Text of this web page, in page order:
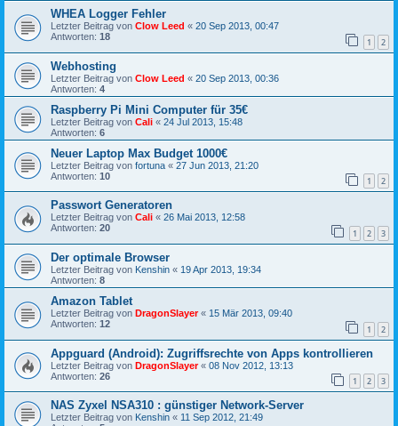
WHEA Logger Fehler
Letzter Beitrag von Clow Leed « 20 Sep 2013, 00:47
Antworten: 18 1 2
Webhosting
Letzter Beitrag von Clow Leed « 20 Sep 2013, 00:36
Antworten: 4
Raspberry Pi Mini Computer für 35€
Letzter Beitrag von Cali « 24 Jul 2013, 15:48
Antworten: 6
Neuer Laptop Max Budget 1000€
Letzter Beitrag von fortuna « 27 Jun 2013, 21:20
Antworten: 10 1 2
Passwort Generatoren
Letzter Beitrag von Cali « 26 Mai 2013, 12:58
Antworten: 20 1 2 3
Der optimale Browser
Letzter Beitrag von Kenshin « 19 Apr 2013, 19:34
Antworten: 8
Amazon Tablet
Letzter Beitrag von DragonSlayer« 15 Mär 2013, 09:40
Antworten: 12 1 2
Appguard (Android): Zugriffsrechte von Apps kontrollieren
Letzter Beitrag von DragonSlayer« 08 Nov 2012, 13:13
Antworten: 26 1 2 3
NAS Zyxel NSA310 : günstiger Network-Server
Letzter Beitrag von Kenshin « 11 Sep 2012, 21:49